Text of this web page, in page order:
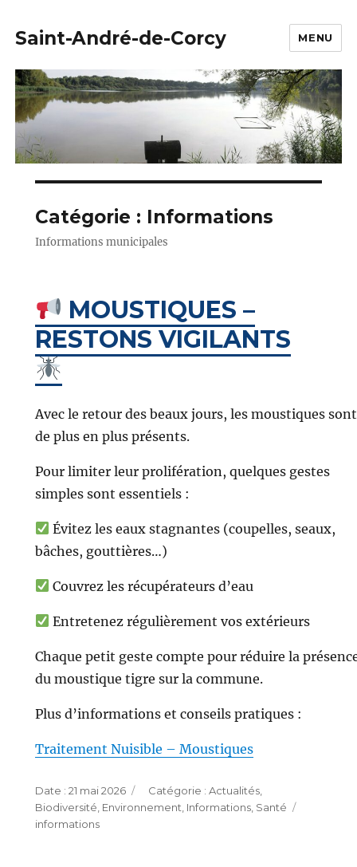
Saint-André-de-Corcy MENU
Catégorie : Informations
Informations municipales
MOUSTIQUES –
RESTONS VIGILANTS
Avec le retour des beaux jours, les moustiques sont
de plus en plus présents.
Pour limiter leur prolifération, quelques gestes
simples sont essentiels :
Évitez les eaux stagnantes (coupelles, seaux,
bâches, gouttières…)
Couvrez les récupérateurs d’eau
Entretenez régulièrement vos extérieurs
Chaque petit geste compte pour réduire la
du moustique tigre sur la commune.
Plus d’informations et conseils pratiques :
Traitement Nuisible – Moustiques
Publié
le
21 mai 2026 Catégories
Actualités,
Biodiversité Environnement Informations, Santé
informations